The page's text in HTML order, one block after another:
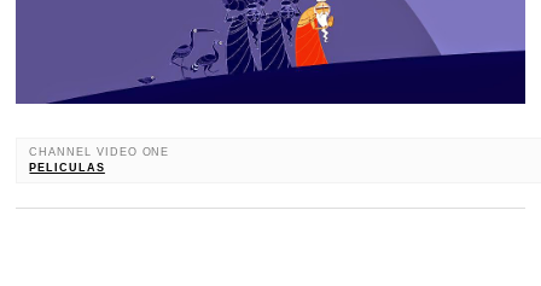
CHANNEL VIDEO ONE
PELICULAS